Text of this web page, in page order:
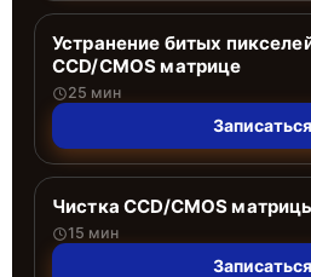
Устранение битых
CCD/CMOS матрице
25 мин
Записаться
Чистка CCD/CMOS
15 мин
Записаться